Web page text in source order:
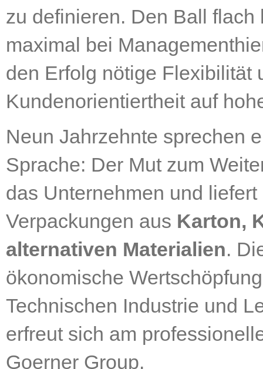
zu definieren. Den Ball flach
maximal bei
den Erfolg nötige Flexibilität
Kundenorientiertheit auf
Neun Jahrzehnte sprechen
Sprache: Der Mut zum
das Unternehmen und
Verpackungen aus Karton,
alternativen Materialien.
ökonomische
Technischen Industrie und
erfreut sich am
Goerner Group.